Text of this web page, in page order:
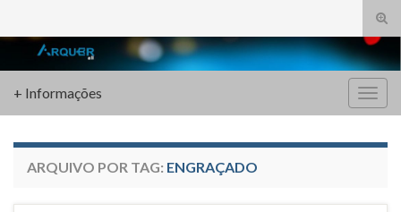
de
Search for:
+ Informações
ARQUIVO POR TAG: ENGRAÇADO